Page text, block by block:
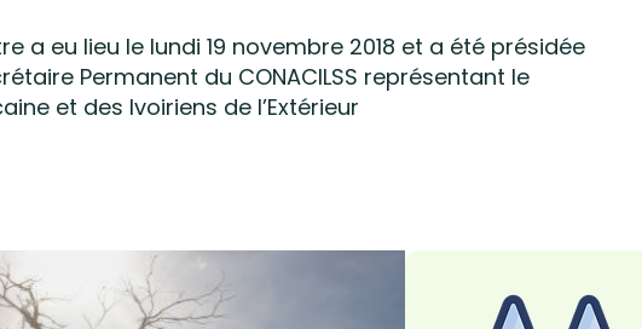
a eu lieu le lundi 19 novembre 2018 et a été présidée
Permanent du CONACILSS représentant le
et des Ivoiriens de l’Extérieur